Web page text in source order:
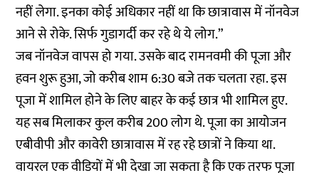
नहीं लेगा. इनका कोई अधिकार नहीं था कि छात्रावास में नॉनवेज
आने से रोके. सिर्फ गुडागर्दी कर रहे थे ये लोग.”
जब नॉनवेज वापस हो गया. उसके बाद रामनवमी की पूजा और
हवन शुरू हुआ, जो करीब शाम 6:30 बजे तक चलता रहा. इस
पूजा में शामिल होने के लिए बाहर के कई छात्र भी शामिल हुए.
यह सब मिलाकर कुल करीब 200 लोग थे. पूजा का आयोजन
एबीवीपी और कावेरी छात्रावास में रह रहे छात्रों ने किया था.
वायरल एक वीडियों में भी देखा जा सकता है कि एक तरफ पूजा